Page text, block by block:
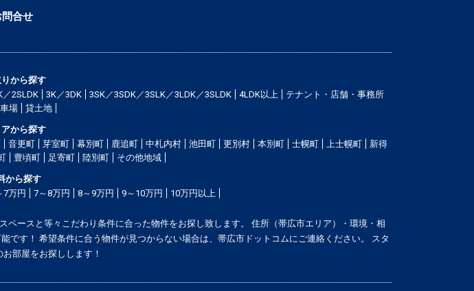
問合せ
りから探す
／2SLDK 3K／3DK 3SK／3SDK／3SLK／3LDK／3SLDK 4LDK以上
テナント・店舗・事務所
場
貸土地
から探す
音更町 芽室町 幕別町 鹿追町 中札内村 池田町 更別村 本別町 士幌町 上士幌町
新得
豊頃町 足寄町 陸別町 その他地域
から探す
7万円 7～8万円 8～9万円 9～10万円 10万円以上
ースと等々こだわり条件に合った物件をお探し致します。 住所（帯広市エリア）・環境・相
す！ 希望条件に合う物件が見つからない場合は、帯広市ドットコムにご連絡ください。 スタ
部屋をお探しします！